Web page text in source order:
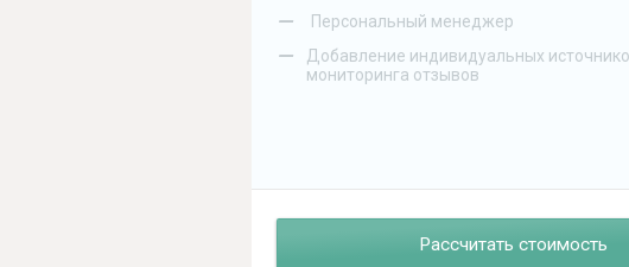
– Персональный менеджер
–
Добавление индивидуальных
мониторинга отзывов
Рассчитать стоимость